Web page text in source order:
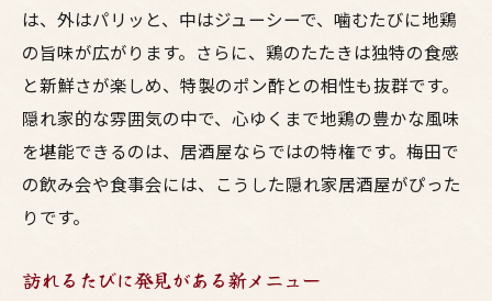
は、外はパリッと、中はジューシーで、噛むたびに地鶏
の旨味が広がります。さらに、鶏のたたきは独特の食感
と新鮮さが楽しめ、特製のポン酢との相性も抜群です。
隠れ家的な雰囲気の中で、心ゆくまで地鶏の豊かな風味
を堪能できるのは、居酒屋ならではの特権です。梅田で
の飲み会や食事会には、こうした隠れ家居酒屋がぴった
りです。
訪れるたびに発見がある新メニュー